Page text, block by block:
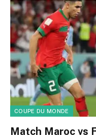
COUPE DU MONDE
Match Maroc vs